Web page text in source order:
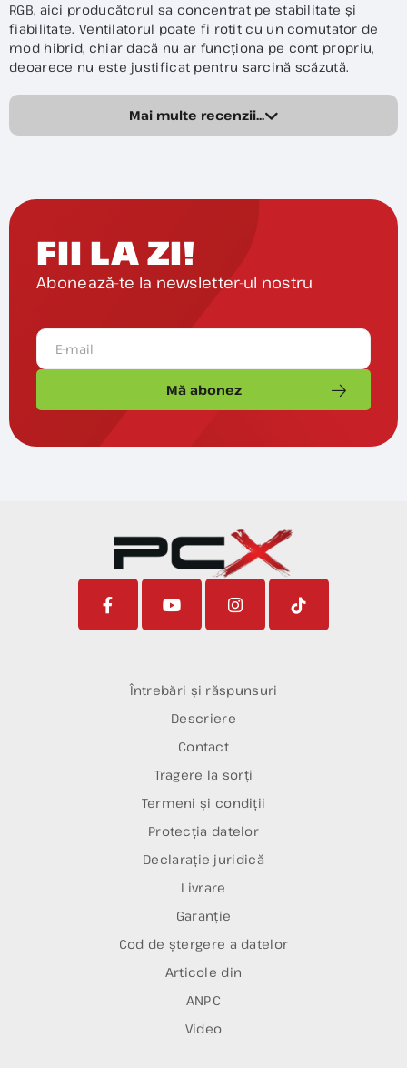
RGB, aici producătorul sa concentrat pe stabilitate și
fiabilitate. Ventilatorul poate fi rotit cu un comutator de
mod hibrid, chiar dacă nu ar funcționa pe cont propriu,
deoarece nu este justificat pentru sarcină scăzută.
Mai multe recenzii...
FII LA ZI!
Abonează-te la newsletter-ul nostru
Mă abonez
Întrebări și răspunsuri
Descriere
Contact
Tragere la sorți
Termeni și condiții
Protecția datelor
Declarație juridică
Livrare
Garanție
Cod de ștergere a datelor
Articole din
ANPC
Video